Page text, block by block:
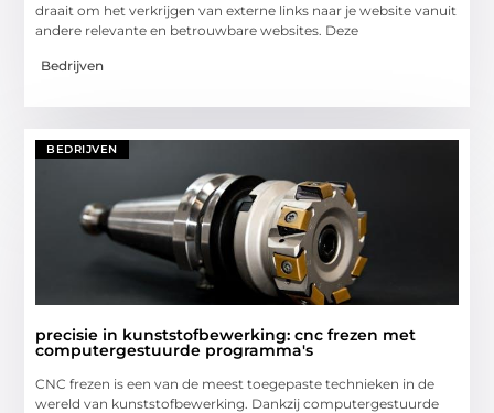
draait om het verkrijgen van externe links naar je website vanuit
andere relevante en betrouwbare websites. Deze
Bedrijven
BEDRIJVEN
precisie in kunststofbewerking: cnc frezen met
computergestuurde programma's
CNC frezen is een van de meest toegepaste technieken in de
wereld van kunststofbewerking. Dankzij computergestuurde